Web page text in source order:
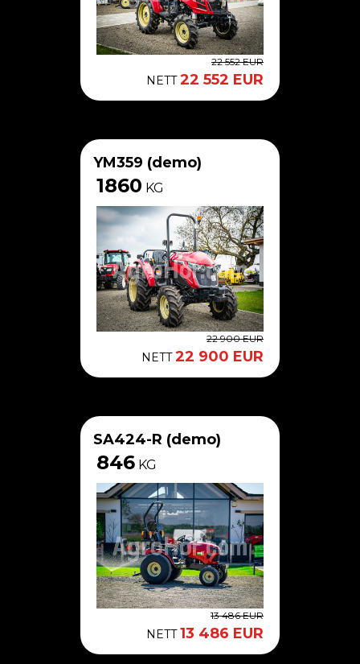
22 552 EUR
NETT22 552 EUR
YM359 (demo)
1860 KG
22 900 EUR
NETT22 900 EUR
SA424-R (demo)
846 KG
13 486 EUR
NETT13 486 EUR